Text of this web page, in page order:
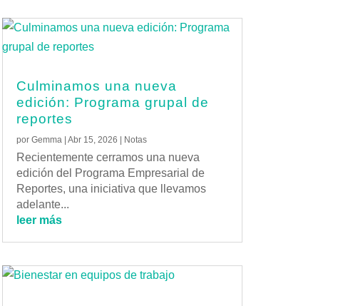
Culminamos una nueva
edición: Programa grupal de
reportes
por Gemma| Abr 15, 2026 Notas
Recientemente cerramos una nueva
edición del Programa Empresarial de
Reportes, una iniciativa que llevamos
adelante...
leer más